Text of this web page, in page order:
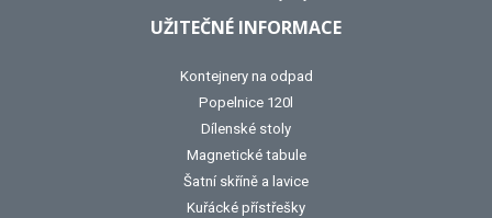
UŽITEČNÉ INFORMACE
Kontejnery na odpad
Popelnice 120l
Dílenské stoly
Magnetické tabule
Šatní skříně a lavice
Kuřácké přístřešky